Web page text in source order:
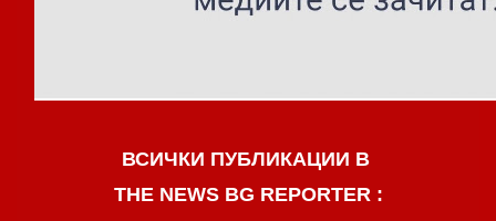
ВСИЧКИ ПУБЛИКАЦИИ В
THE NEWS BG REPORTER :